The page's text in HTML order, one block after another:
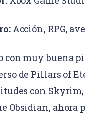
Acción, RPG,
con muy buena
de Pillars of
con
Obsidian, ahora